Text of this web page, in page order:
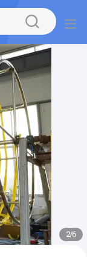
2/6